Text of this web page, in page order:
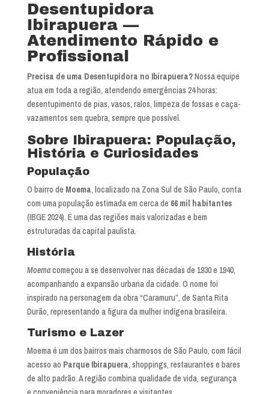
Desentupidora
Ibirapuera —
Atendimento Rápido e
Profissional
Precisa de uma Desentupidora no Ibirapuera?Nossa equipe
atua em toda a região, atendendo emergências 24 horas:
desentupimento de pias, vasos, ralos, limpeza de fossas e caça-
vazamentos sem quebra, sempre que possível.
Sobre Ibirapuera: População,
História e Curiosidades
População
O bairro de Moema, localizado na Zona Sul de São Paulo, conta
com uma população estimada em cerca de 66 mil habitantes
(IBGE 2024). É uma das regiões mais valorizadas e bem
estruturadas da capital paulista.
História
Moemacomeçou a se desenvolver nas décadas de 1930 e 1940,
acompanhando a expansão urbana da cidade. O nome foi
inspirado na personagem da obra “Caramuru”, de Santa Rita
Durão, representando a figura da mulher indígena brasileira.
Turismo e Lazer
Moema é um dos bairros mais charmosos de São Paulo, com fácil
acesso ao Parque Ibirapuera, shoppings, restaurantes e bares
de alto padrão. A região combina qualidade de vida, segurança